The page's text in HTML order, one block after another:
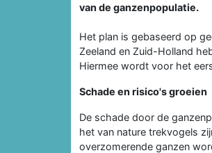
van de ganzenpopulatie.
Het plan is gebaseerd op
Zeeland en Zuid-Holland
Hiermee wordt voor het
Schade en risico's groeien
De schade door de
het van nature trekvogels
overzomerende ganzen